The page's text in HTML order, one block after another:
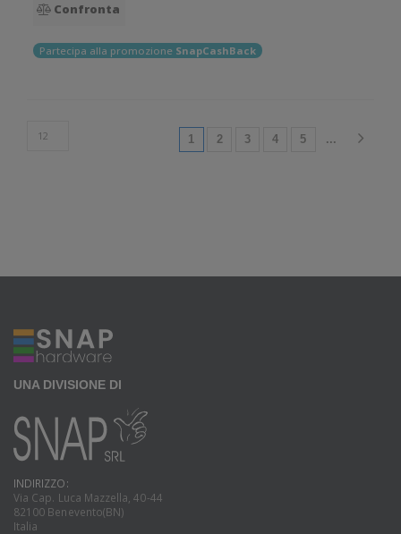
Confronta
Partecipa alla promozione SnapCashBack
1 (current)
2 3 4 5 ...
UNA DIVISIONE DI
INDIRIZZO:
Via Cap. Luca Mazzella, 40-44
82100 Benevento(BN)
Italia